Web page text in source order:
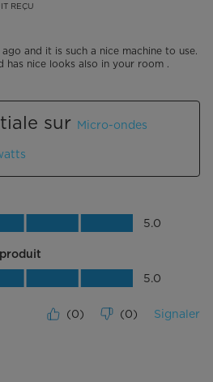
REÇU
and it is such a nice machine to use.
has nice looks also in your room .
sur Micro-ondes
5.0 sur 5 5.0
prix du produit, 5.0
5.0
(0) (0) Signaler